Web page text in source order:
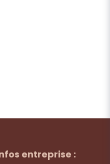
entreprise :